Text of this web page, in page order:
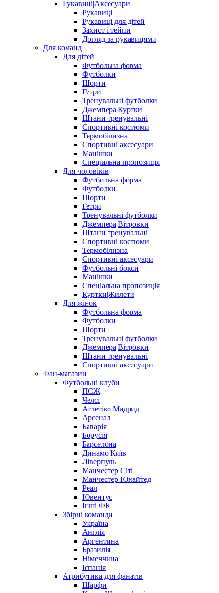
Рукавиці|Аксесуари
Рукавиці
Рукавиці для дітей
Захист і тейпи
Догляд за рукавицями
Для команд
Для дітей
Футбольна форма
Футболки
Шорти
Гетри
Тренувальні футболки
Джемпера|Куртки
Штани тренувальні
Спортивні костюми
Термобілизна
Спортивні аксесуари
Манішки
Спеціальна пропозиція
Для чоловіків
Футбольна форма
Футболки
Шорти
Гетри
Тренувальні футболки
Джемпера|Вітровки
Штани тренувальні
Спортивні костюми
Термобілизна
Спортивні аксесуари
Футбольні бокси
Манішки
Спеціальна пропозиція
Куртки|Жилети
Для жінок
Футбольна форма
Футболки
Шорти
Тренувальні футболки
Джемпера|Вітровки
Штани тренувальні
Спортивні аксесуари
Фан-магазин
Футбольні клуби
ПСЖ
Челсі
Атлетіко Мадрид
Арсенал
Баварія
Борусія
Барселона
Динамо Київ
Ліверпуль
Манчестер Сіті
Манчестер Юнайтед
Реал
Ювентус
Інші ФК
Збірні команди
Україна
Англія
Аргентина
Бразилія
Німеччина
Іспанія
Атрибутика для фанатів
Шарфи